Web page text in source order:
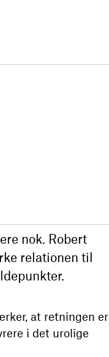
nok. Robert
relationen til
at retningen er
i det urolige